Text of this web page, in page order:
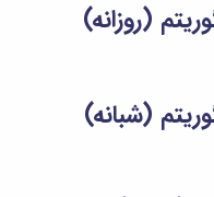
(روزانه)
(شبانه)